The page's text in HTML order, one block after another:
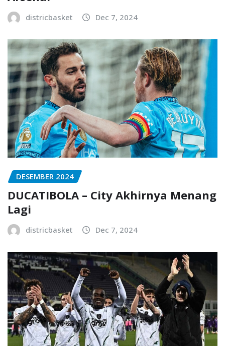
districbasket Dec 7, 2024
DESEMBER 2024
DUCATIBOLA – City Akhirnya Menang
Lagi
districbasket Dec 7, 2024